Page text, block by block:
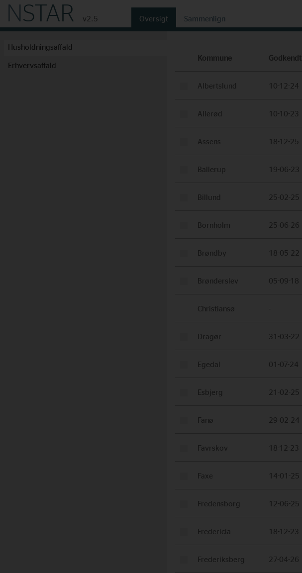
NSTAR v2.5 Oversigt Sammenlign
Husholdningsaffald
Erhvervsaffald
Kommune Godkendt
Albertslund 10-12-24
Allerød 10-10-23
Assens 18-12-25
Ballerup 19-06-23
Billund 25-02-25
Bornholm 25-06-26
Brøndby 18-05-22
Brønderslev 05-09-18
Christiansø -
Dragør 31-03-22
Egedal 01-07-24
Esbjerg 21-02-25
Fanø 29-02-24
Favrskov 18-12-23
Faxe 14-01-25
Fredensborg 12-06-25
Fredericia 18-12-23
Frederiksberg 27-04-26